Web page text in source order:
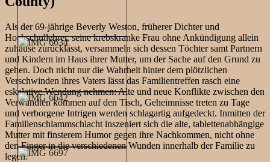
Als der 69-jährige Beverly Weston, früherer Dichter und
Hochschullehrer, seine krebskranke Frau ohne Ankündigung allein
zuhause zurücklässt, versammeln sich dessen Töchter samt Partnern
und Kindern im Haus ihrer Mutter, um der Sache auf den Grund zu
gehen. Doch nicht nur die Wahrheit hinter dem plötzlichen
Verschwinden ihres Vaters lässt das Familientreffen rasch eine
eskalative Wendung nehmen: Alte und neue Konflikte zwischen den
Verwandten kommen auf den Tisch, Geheimnisse treten zu Tage
und verborgene Intrigen werden schlagartig aufgedeckt. Inmitten der
Familienschlammschlacht inszeniert sich die alte, tablettenabhängige
Mutter mit finsterem Humor gegen ihre Nachkommen, nicht ohne
den Finger in die verschiedenen Wunden innerhalb der Familie zu
legen.